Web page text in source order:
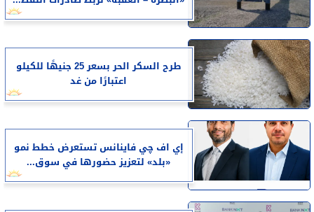
طرح السكر الحر بسعر 25 جنيهًا للكيلو
اعتبارًا من غد
إي اف چي فاينانس تستعرض خطط نمو
«بلد» لتعزيز حضورها في سوق...